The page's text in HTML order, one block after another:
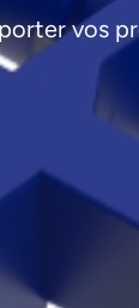
vos